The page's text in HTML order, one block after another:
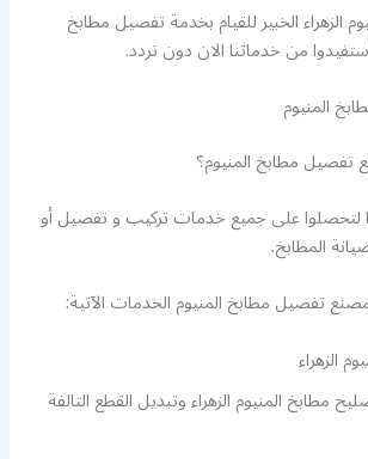
الزهراء الخبير للقيام بخدمة تفصيل مطابخ
من خدماتنا الان دون تردد.
المنيوم
مطابخ المنيوم؟
لتحصلوا على جميع خدمات تركيب و تفصيل أو
المطابخ.
تفصيل مطابخ المنيوم الخدمات الآتية:
الزهراء
المنيوم الزهراء وتبديل القطع التالفة